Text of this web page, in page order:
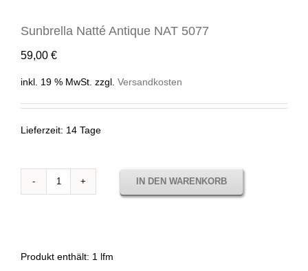
Sunbrella Natté Antique NAT 5077
59,00 €
inkl. 19 % MwSt. zzgl. Versandkosten
Lieferzeit: 14 Tage
Sunbrella
5077
IN DEN WARENKORB
Produkt enthält: 1 lfm